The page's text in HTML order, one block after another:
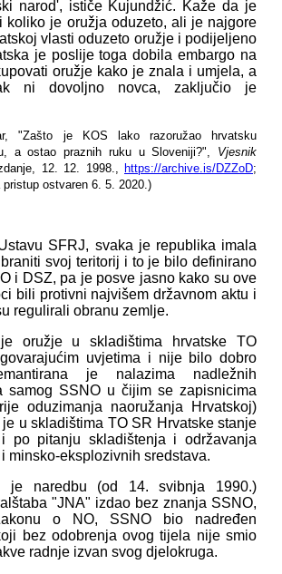
narod', ističe Kujundžić. Kaže da je
koliko je oružja oduzeto, ali je najgore
vlasti oduzeto oružje i podijeljeno
je poslije toga dobila embargo na
oružje kako je znala i umjela, a
ni dovoljno novca, zaključio je
"Zašto je KOS lako razoružao hrvatsku
a ostao praznih ruku u Sloveniji?", Vjesnik
12. 12. 1998., https://archive.is/DZZoD;
ostvaren 6. 5. 2020.)
SFRJ, svaka je republika imala
svoj teritorij i to je bilo definirano
i DSZ, pa je posve jasno kako su ove
bili protivni najvišem državnom aktu i
regulirali obranu zemlje.
oružje u skladištima hrvatske TO
uvjetima i nije bilo dobro
je nalazima nadležnih
samog SSNO u čijim se zapisnicima
oduzimanja naoružanja Hrvatskoj)
u skladištima TO SR Hrvatske stanje
po pitanju skladištenja i održavanja
minsko-eksplozivnih sredstava.
je naredbu (od 14. svibnja 1990.)
"JNA" izdao bez znanja SSNO,
o NO, SSNO bio nadređen
bez odobrenja ovog tijela nije smio
radnje izvan svog djelokruga.